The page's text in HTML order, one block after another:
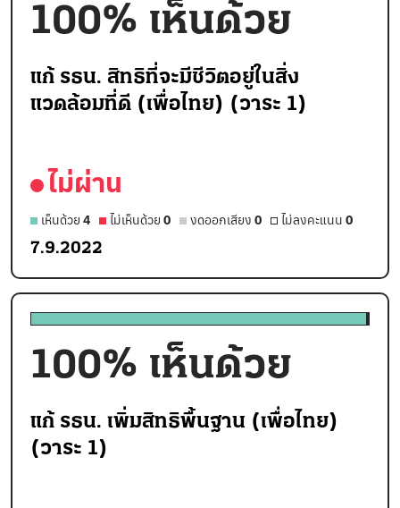
100% เห็นด้วย
แก้ รธน. สิทธิที่จะมีชีวิตอยู่ในสิ่ง
แวดล้อมที่ดี (เพื่อไทย) (วาระ 1)
ไม่ผ่าน
เห็นด้วย 4 ไม่เห็นด้วย 0 งดออกเสียง 0 ไม่ลงคะแนน 0
7.9.2022
100% เห็นด้วย
แก้ รธน. เพิ่มสิทธิพื้นฐาน (เพื่อไทย)
(วาระ 1)